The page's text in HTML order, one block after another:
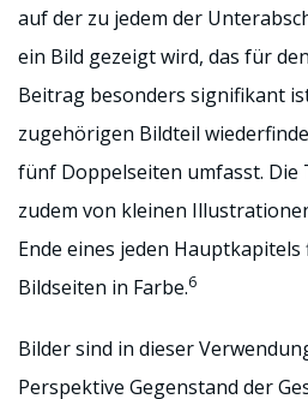
auf der zu jedem der
ein Bild gezeigt wird, das für
Beitrag besonders signifikant
zugehörigen Bildteil
fünf Doppelseiten umfasst. Die
zudem von kleinen
Ende eines jeden
Bildseiten in Farbe.6
Bilder sind in dieser
Perspektive Gegenstand der